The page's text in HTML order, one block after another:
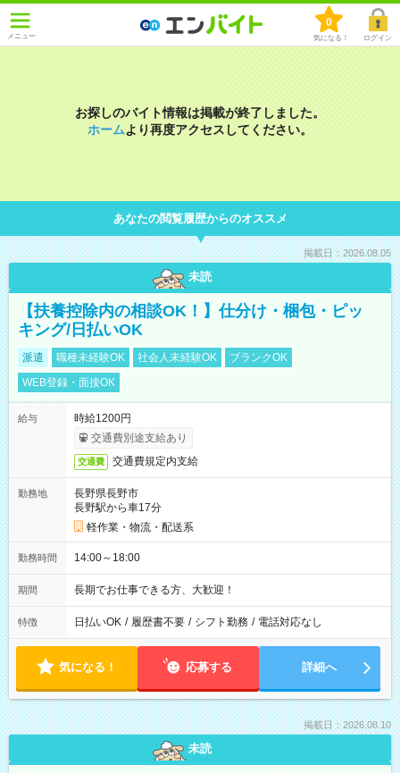
メニュー
0
気になる！ ログイン
お探しのバイト情報は掲載が終了しました。
ホームより再度アクセスしてください。
あなたの閲覧履歴からのオススメ
掲載日：2026.08.05
未読
【扶養控除内の相談OK！】仕分け・梱包・ピッ
キング/日払いOK
派遣 職種未経験OK 社会人未経験OK
ブランクOK
WEB登録・面接OK
給与
時給1200円
交通費別途支給あり
交通費 交通費規定内支給
勤務地
長野県長野市
長野駅から車17分
軽作業・物流・配送系
勤務時間 14:00～18:00
期間 長期でお仕事できる方、大歓迎！
特徴 日払いOK / 履歴書不要 / シフト勤務 / 電話対応なし
気になる！ 応募する 詳細へ
掲載日：2026.08.10
未読